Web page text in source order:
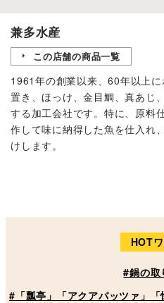
兼多水産
この店舗の商品一覧
1961年の創業以来、60年以上
置き、ほっけ、金目鯛、真あじ
する加工会社です。特に、原料
作して味に納得した魚を仕入れ
けします。
HOT
#鍋の取
#「瓢亭」「アクアパッツァ」